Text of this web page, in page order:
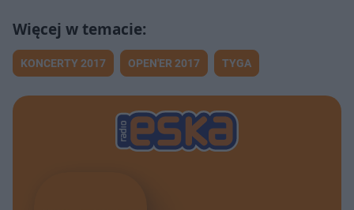
KONCERTY 2017 OPEN'ER 2017 TYGA